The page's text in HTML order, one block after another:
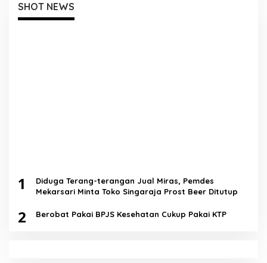
SHOT NEWS
1
Diduga Terang-terangan Jual Miras, Pemdes
Mekarsari Minta Toko Singaraja Prost Beer Ditutup
2 Berobat Pakai BPJS Kesehatan Cukup Pakai KTP